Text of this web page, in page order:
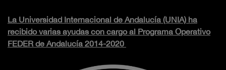
La Universidad Internacional de Andalucía (UNIA) ha
recibido varias ayudas con cargo al Programa Operativo
FEDER de Andalucía 2014-2020